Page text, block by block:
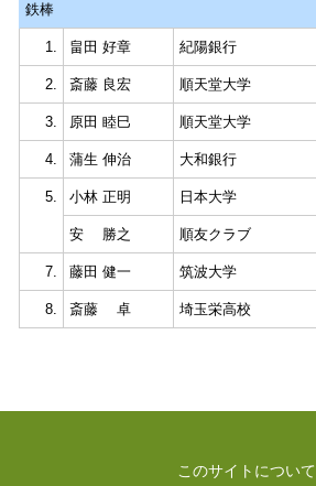
鉄棒
1. 畠田 好章 紀陽銀行
2. 斎藤 良宏 順天堂大学
3. 原田 睦巳 順天堂大学
4. 蒲生 伸治 大和銀行
5. 小林 正明 日本大学
安 勝之 順友クラブ
7. 藤田 健一 筑波大学
8. 斎藤 卓 埼玉栄高校
このサイトについて